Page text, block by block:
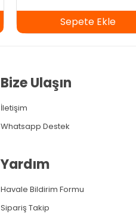
Sepete Ekle
Bize Ulaşın
İletişim
Whatsapp Destek
Yardım
Havale Bildirim Formu
Sipariş Takip